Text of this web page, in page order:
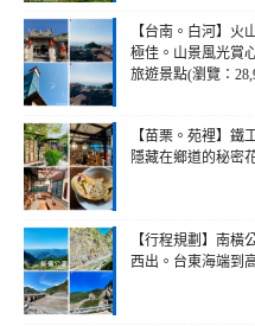
【台南。白河】火
極佳。山景風光賞
旅遊景點(瀏覽：
【苗栗。苑裡】鐵
隱藏在鄉道的秘密
【行程規劃】南橫
西出。台東海端到